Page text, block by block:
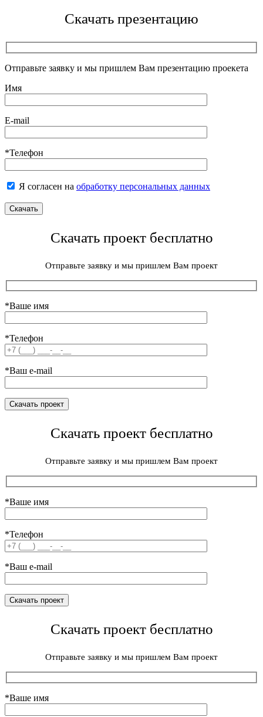
Скачать презентацию
Отправьте заявку и мы пришлем Вам презентацию проекета
Имя
E-mail
*Телефон
Я согласен на обработку персональных данных
Скачать проект бесплатно
Отправьте заявку и мы пришлем Вам проект
*Ваше имя
*Телефон
*Ваш e-mail
Скачать проект бесплатно
Отправьте заявку и мы пришлем Вам проект
*Ваше имя
*Телефон
*Ваш e-mail
Скачать проект бесплатно
Отправьте заявку и мы пришлем Вам проект
*Ваше имя